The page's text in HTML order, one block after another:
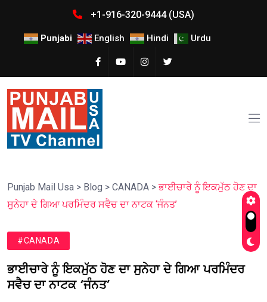
+1-916-320-9444 (USA)
Punjabi English Hindi Urdu
Punjab Mail Usa > Blog > CANADA >ਭਾਈਚਾਰੇ ਨੂੰ ਇਕਮੁੱਠ ਹੋਣ ਦਾ
ਸੁਨੇਹਾ ਦੇ ਗਿਆ ਪਰਮਿੰਦਰ ਸਵੈਚ ਦਾ ਨਾਟਕ ‘ਜੰਨਤ’
#CANADA
ਭਾਈਚਾਰੇ ਨੂੰ ਇਕਮੁੱਠ ਹੋਣ ਦਾ ਸੁਨੇਹਾ ਦੇ ਗਿਆ ਪਰਮਿੰਦਰ
ਸਵੈਚ ਦਾ ਨਾਟਕ ‘ਜੰਨਤ’